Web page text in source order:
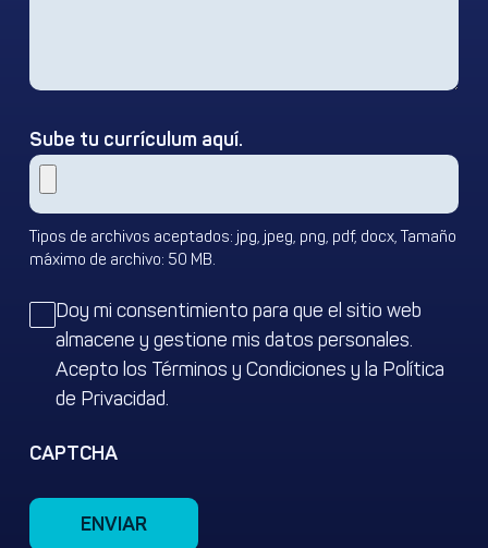
Sube tu currículum aquí.
Tipos de archivos aceptados: jpg, jpeg, png, pdf, docx, Tamaño
máximo de archivo: 50 MB.
Untitled
Doy mi consentimiento para que el sitio web
almacene y gestione mis datos personales.
Acepto los Términos y Condiciones y la Política
de Privacidad.
CAPTCHA